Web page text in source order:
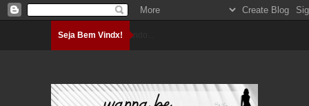
Seja Bem Vindx!Carregando...